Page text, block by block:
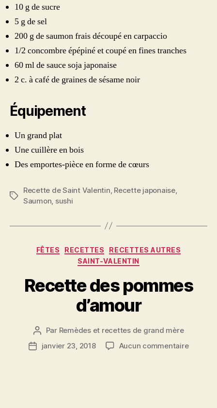
10 g de sucre
5 g de sel
200 g de saumon frais découpé en carpaccio
1/2 concombre épépiné et coupé en fines tranches
60 ml de sauce soja japonaise
2 c. à café de graines de sésame noir
Équipement
Un grand plat
Une cuillère en bois
Des emportes-pièce en forme de cœurs
Étiquettes
Recette de Saint Valentin Recette japonaise,
Saumon sushi
Catégories
FÊTES RECETTES
RECETTES AUTRES
SAINT-VALENTIN
Recette des pommes
d’amour
Auteur
de
l’article
Par Remèdes et recettes de grand mère
Datejanvier 23, 2018 Aucun commentairesur